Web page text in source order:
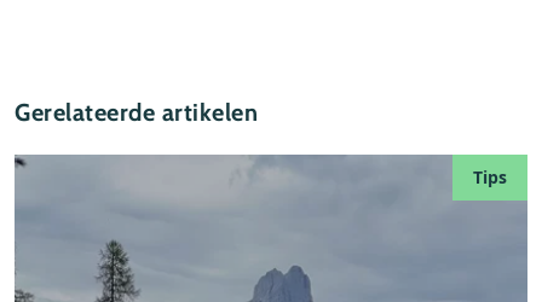
Gerelateerde artikelen
Tips